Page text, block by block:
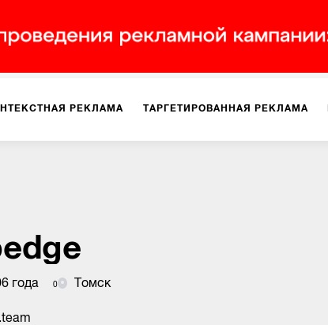
РЕКЛАМА ТАРГЕТИРОВАННАЯ РЕКЛАМА
РАБОТА С МАРКЕТПЛЕЙСАМИ
года 0 Томск